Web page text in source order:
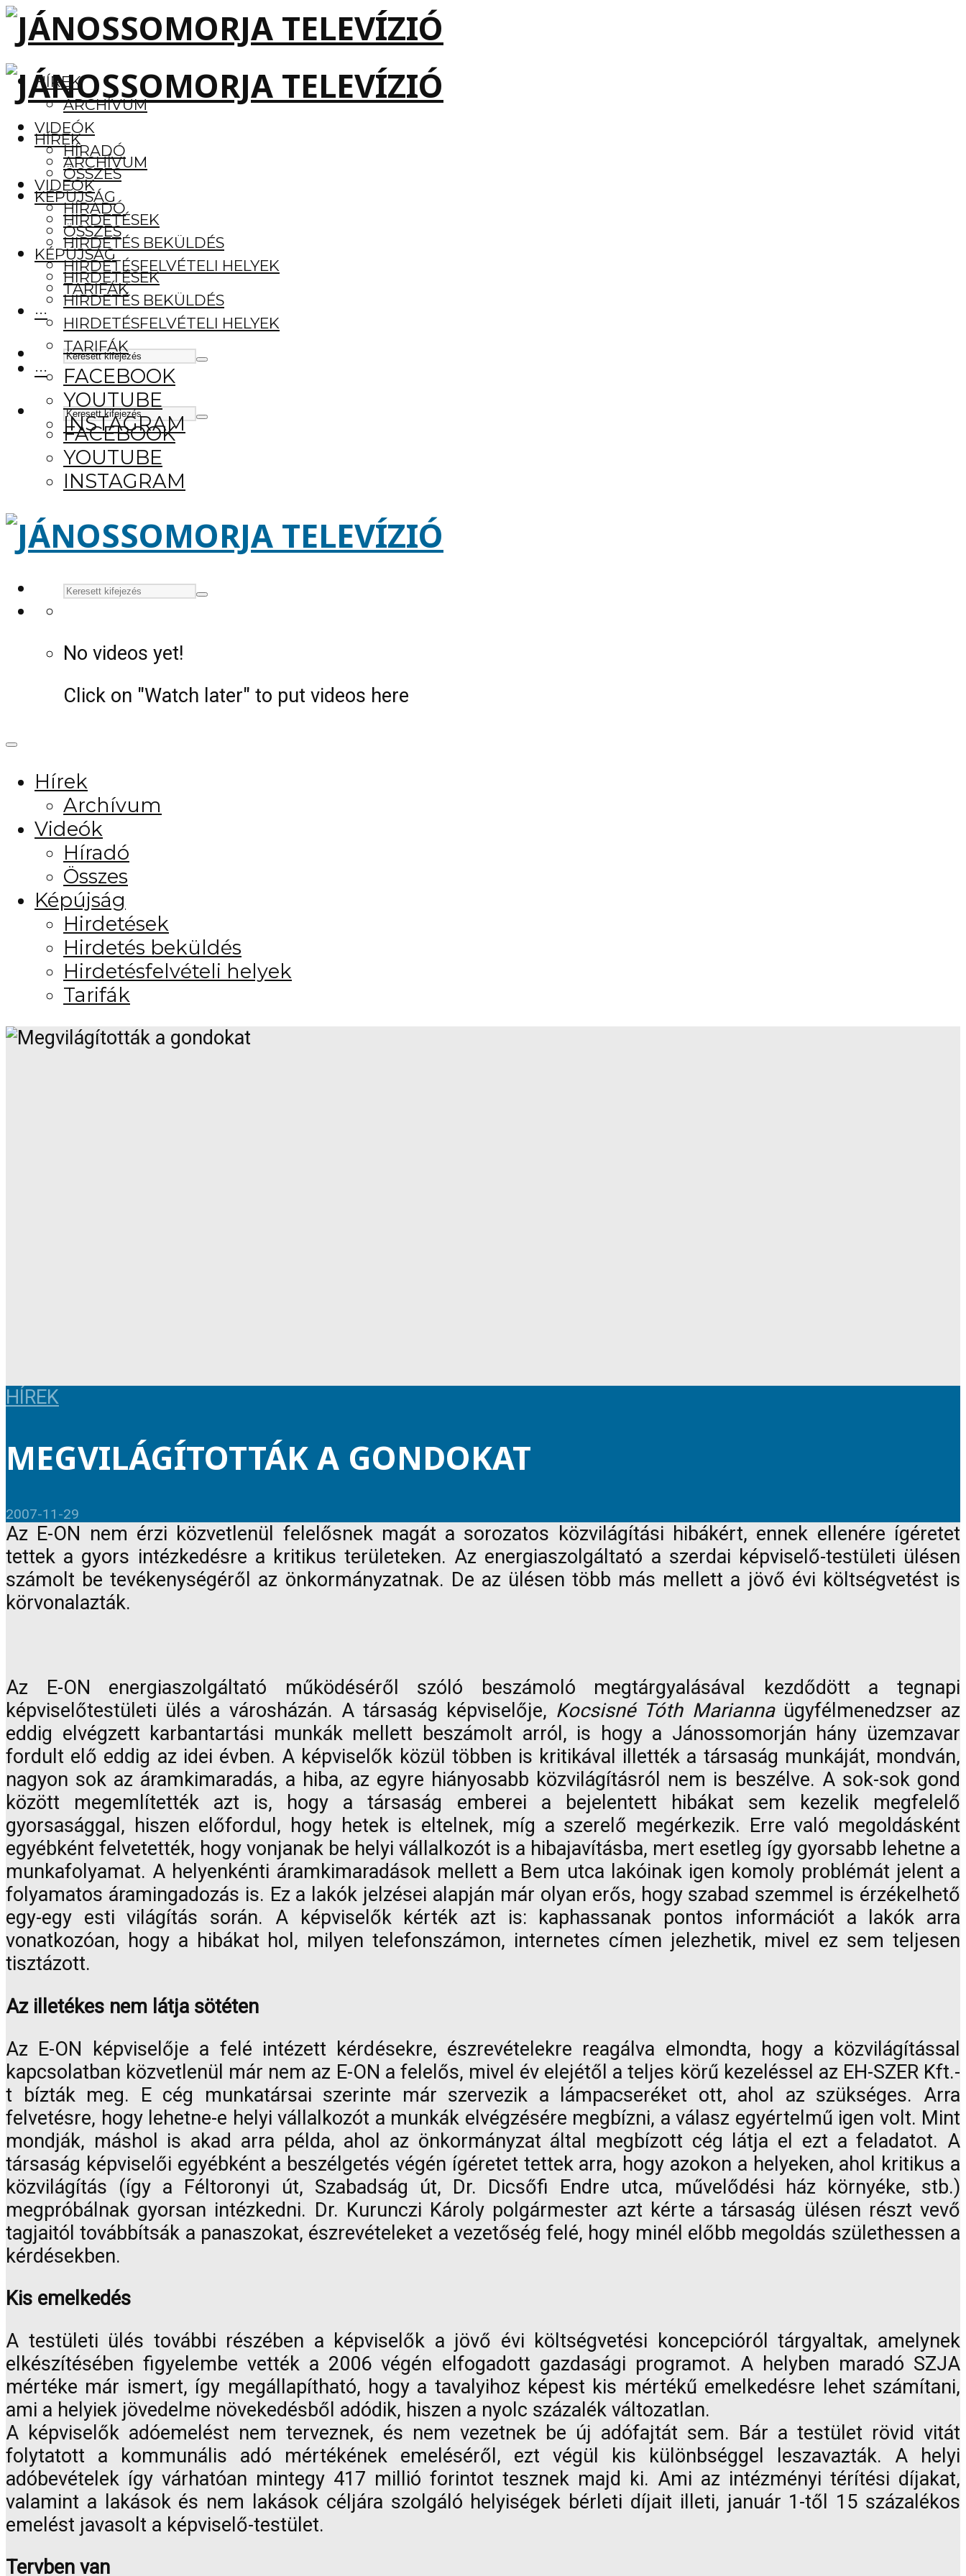
HÍREK
ARCHÍVUM
VIDEÓK
HÍRADÓ
ÖSSZES
KÉPÚJSÁG
HIRDETÉSEK
HIRDETÉS BEKÜLDÉS
HIRDETÉSFELVÉTELI HELYEK
TARIFÁK
···
FACEBOOK
YOUTUBE
INSTAGRAM
HÍREK
ARCHÍVUM
VIDEÓK
HÍRADÓ
ÖSSZES
KÉPÚJSÁG
HIRDETÉSEK
HIRDETÉS BEKÜLDÉS
HIRDETÉSFELVÉTELI HELYEK
TARIFÁK
···
FACEBOOK
YOUTUBE
INSTAGRAM
No videos yet!
Click on "Watch later" to put videos here
Hírek
Archívum
Videók
Híradó
Összes
Képújság
Hirdetések
Hirdetés beküldés
Hirdetésfelvételi helyek
Tarifák
HÍREK
MEGVILÁGÍTOTTÁK A GONDOKAT
2007-11-29
Az E-ON nem érzi közvetlenül felelősnek magát a sorozatos közvilágítási hibákért, ennek ellenére ígéretet
tettek a gyors intézkedésre a kritikus területeken. Az energiaszolgáltató a szerdai képviselő-testületi ülésen
számolt be tevékenységéről az önkormányzatnak. De az ülésen több más mellett a jövő évi költségvetést is
körvonalazták.
Az E-ON energiaszolgáltató működéséről szóló beszámoló megtárgyalásával kezdődött a tegnapi
képviselőtestületi ülés a városházán. A társaság képviselője, Kocsisné Tóth Mariannaügyfélmenedzser az
eddig elvégzett karbantartási munkák mellett beszámolt arról, is hogy a Jánossomorján hány üzemzavar
fordult elő eddig az idei évben. A képviselők közül többen is kritikával illették a társaság munkáját, mondván,
nagyon sok az áramkimaradás, a hiba, az egyre hiányosabb közvilágításról nem is beszélve. A sok-sok gond
között megemlítették azt is, hogy a társaság emberei a bejelentett hibákat sem kezelik megfelelő
gyorsasággal, hiszen előfordul, hogy hetek is eltelnek, míg a szerelő megérkezik. Erre való megoldásként
egyébként felvetették, hogy vonjanak be helyi vállalkozót is a hibajavításba, mert esetleg így gyorsabb lehetne a
munkafolyamat. A helyenkénti áramkimaradások mellett a Bem utca lakóinak igen komoly problémát jelent a
folyamatos áramingadozás is. Ez a lakók jelzései alapján már olyan erős, hogy szabad szemmel is érzékelhető
egy-egy esti világítás során. A képviselők kérték azt is: kaphassanak pontos információt a lakók arra
vonatkozóan, hogy a hibákat hol, milyen telefonszámon, internetes címen jelezhetik, mivel ez sem teljesen
tisztázott.
Az illetékes nem látja sötéten
Az E-ON képviselője a felé intézett kérdésekre, észrevételekre reagálva elmondta, hogy a közvilágítással
kapcsolatban közvetlenül már nem az E-ON a felelős, mivel év elejétől a teljes körű kezeléssel az EH-SZER Kft.-
t bízták meg. E cég munkatársai szerinte már szervezik a lámpacseréket ott, ahol az szükséges. Arra
felvetésre, hogy lehetne-e helyi vállalkozót a munkák elvégzésére megbízni, a válasz egyértelmű igen volt. Mint
mondják, máshol is akad arra példa, ahol az önkormányzat által megbízott cég látja el ezt a feladatot. A
társaság képviselői egyébként a beszélgetés végén ígéretet tettek arra, hogy azokon a helyeken, ahol kritikus a
közvilágítás (így a Féltoronyi út, Szabadság út, Dr. Dicsőfi Endre utca, művelődési ház környéke, stb.)
megpróbálnak gyorsan intézkedni. Dr. Kurunczi Károly polgármester azt kérte a társaság ülésen részt vevő
tagjaitól továbbítsák a panaszokat, észrevételeket a vezetőség felé, hogy minél előbb megoldás születhessen a
kérdésekben.
Kis emelkedés
A testületi ülés további részében a képviselők a jövő évi költségvetési koncepcióról tárgyaltak, amelynek
elkészítésében figyelembe vették a 2006 végén elfogadott gazdasági programot. A helyben maradó SZJA
mértéke már ismert, így megállapítható, hogy a tavalyihoz képest kis mértékű emelkedésre lehet számítani,
ami a helyiek jövedelme növekedésből adódik, hiszen a nyolc százalék változatlan.
A képviselők adóemelést nem terveznek, és nem vezetnek be új adófajtát sem. Bár a testület rövid vitát
folytatott a kommunális adó mértékének emeléséről, ezt végül kis különbséggel leszavazták. A helyi
adóbevételek így várhatóan mintegy 417 millió forintot tesznek majd ki. Ami az intézményi térítési díjakat,
valamint a lakások és nem lakások céljára szolgáló helyiségek bérleti díjait illeti, január 1-től 15 százalékos
emelést javasolt a képviselő-testület.
Tervben van